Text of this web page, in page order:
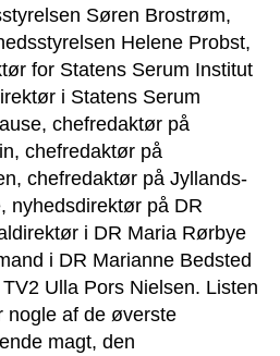
Søren Brostrøm,
Helene Probst,
for Statens Serum Institut
i Statens Serum
chefredaktør på
chefredaktør på
chefredaktør på Jyllands-
nyhedsdirektør på DR
i DR Maria Rørbye
i DR Marianne Bedsted
Ulla Pors Nielsen. Listen
af de øverste
magt, den